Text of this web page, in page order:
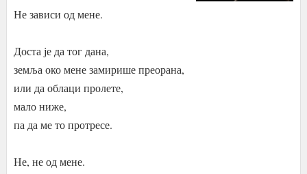
Не зависи од мене.
Доста је да тог дана,
земља око мене замирише преорана,
или да облаци пролете,
мало ниже,
па да ме то протресе.
Не, не од мене.